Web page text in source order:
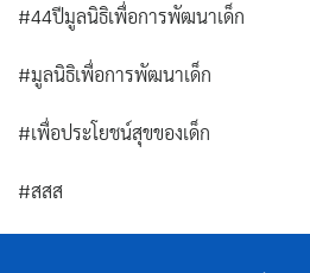
#44ปีมูลนิธิเพื่อการพัฒนาเด็ก
#มูลนิธิเพื่อการพัฒนาเด็ก
#เพื่อประโยชน์สุขของเด็ก
#สสส